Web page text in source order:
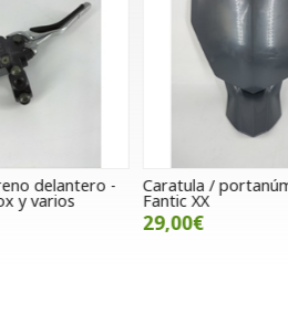
Caratula / portanúmeros
Fantic XX